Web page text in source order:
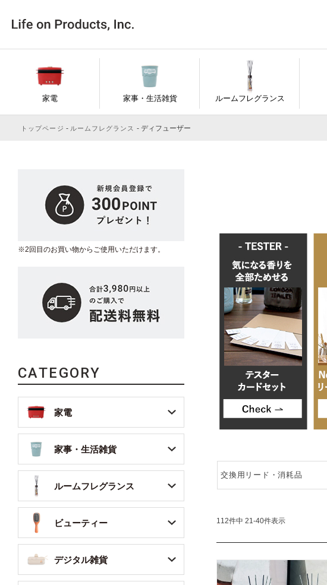
家電 家事・生活雑貨 ルームフレグランス
トップページ ルームフレグランス ディフューザー
※2回目のお買い物からご使用いただけます。
CATEGORY
家電
家事・生活雑貨
ルームフレグランス
ビューティー
デジタル雑貨
交換用リード・消耗品
112件中 21-40件表示